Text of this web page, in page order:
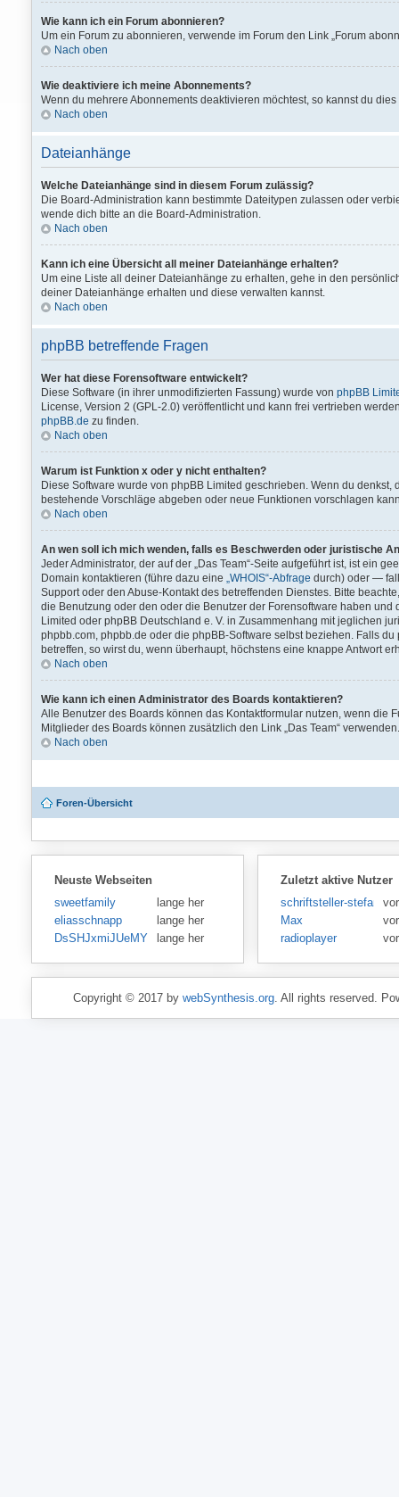
Wie kann ich ein Forum abonnieren?
Um ein Forum zu abonnieren, verwende im Forum den Link „Forum
Nach oben
Wie deaktiviere ich meine Abonnements?
Wenn du mehrere Abonnements deaktivieren möchtest, so kannst du
Nach oben
Dateianhänge
Welche Dateianhänge sind in diesem Forum zulässig?
Die Board-Administration kann bestimmte Dateitypen zulassen oder
wende dich bitte an die Board-Administration.
Nach oben
Kann ich eine Übersicht all meiner Dateianhänge erhalten?
Um eine Liste all deiner Dateianhänge zu erhalten, gehe in den
deiner Dateianhänge erhalten und diese verwalten kannst.
Nach oben
phpBB betreffende Fragen
Wer hat diese Forensoftware entwickelt?
Diese Software (in ihrer unmodifizierten Fassung) wurde von phpBB
License, Version 2 (GPL-2.0) veröffentlicht und kann frei vertrieben
phpBB.de zu finden.
Nach oben
Warum ist Funktion x oder y nicht enthalten?
Diese Software wurde von phpBB Limited geschrieben. Wenn du
bestehende Vorschläge abgeben oder neue Funktionen vorschlagen
Nach oben
An wen soll ich mich wenden, falls es Beschwerden oder juristische
Jeder Administrator, der auf der „Das Team“-Seite aufgeführt ist, ist ein
Domain kontaktieren (führe dazu eine „WHOIS“-Abfrage durch) oder —
Support oder den Abuse-Kontakt des betreffenden Dienstes. Bitte
die Benutzung oder den oder die Benutzer der Forensoftware haben
Limited oder phpBB Deutschland e. V. in Zusammenhang mit jeglichen
phpbb.com, phpbb.de oder die phpBB-Software selbst beziehen. Falls
betreffen, so wirst du, wenn überhaupt, höchstens eine knappe Antwort
Nach oben
Wie kann ich einen Administrator des Boards kontaktieren?
Alle Benutzer des Boards können das Kontaktformular nutzen, wenn die
Mitglieder des Boards können zusätzlich den Link „Das Team“ verwenden.
Nach oben
Foren-Übersicht
Neuste Webseiten
sweetfamily
lange her
eliasschnapp
lange her
DsSHJxmiJUeMY
lange her
Zuletzt aktive Nutzer
schriftsteller-stefansen
Max
radioplayer
Copyright © 2017 by webSynthesis.org. All rights reserved.